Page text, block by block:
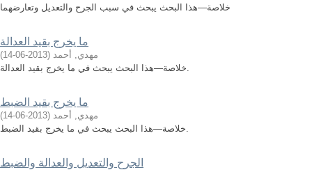
خلاصة—هذا البحث يبحث في سبب الجرح والتعديل وتعارضهما
ما يخرج بقيد العدالة
مهدي, أحمد (
2013-06-14
)
خلاصة—هذا البحث يبحث في ما يخرج بقيد العدالة.
ما يخرج بقيد الضبط
مهدي, أحمد (
2013-06-14
)
خلاصة—هذا البحث يبحث في ما يخرج بقيد الضبط.
الجرح والتعديل والعدالة والضبط